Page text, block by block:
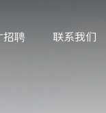
招聘 联系我们